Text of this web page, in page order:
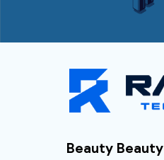
Beauty Beauty